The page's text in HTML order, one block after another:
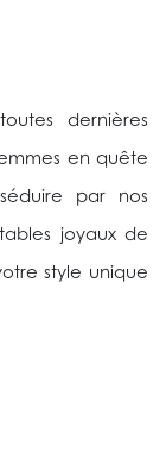
dernières
en quête
par nos
joyaux de
style unique